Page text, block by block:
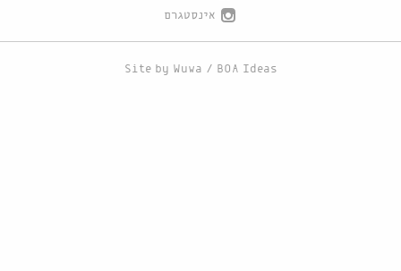
אינסטגרם
Site by Wuwa / BOA Ideas